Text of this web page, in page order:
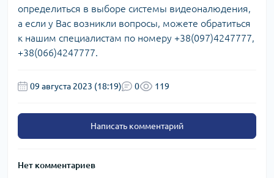
определиться в выборе системы видеоналюдения,
а если у Вас возникли вопросы, можете обратиться
к нашим специалистам по номеру +38(097)4247777,
+38(066)4247777.
09 августа 2023 (18:19) 0 119
Написать комментарий
Нет комментариев